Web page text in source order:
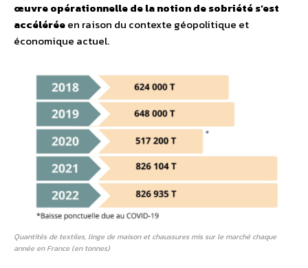
œuvre opérationnelle de la notion de sobriété s’est
accéléréeen raison du contexte géopolitique et
économique actuel.
Quantités de textiles, linge de maison et chaussures mis sur le marché chaque
année en France (en tonnes)